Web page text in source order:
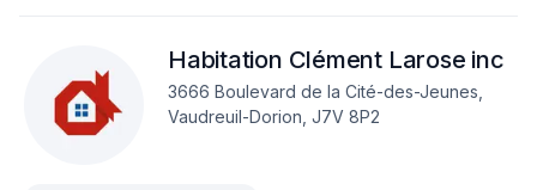
Habitation Clément Larose inc
3666 Boulevard de la Cité-des-Jeunes,
Vaudreuil-Dorion, J7V 8P2